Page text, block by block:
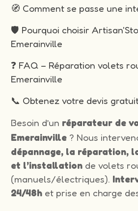
🧭 Comment se passe une
🛡️ Pourquoi choisir
Emerainville
❓ FAQ – Réparation volets
Emerainville
📞 Obtenez votre devis
Besoin d’un réparateur de
Emerainville ? Nous
dépannage, la réparation,
et l’installation de volets
(manuels/électriques).
24/48h et prise en charge